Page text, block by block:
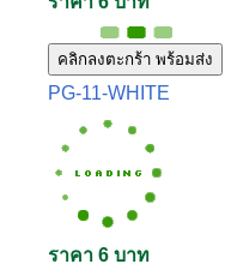
คลิกลงตะกร้า พร้อมส่ง
PG-11-WHITE
ราคา 6 บาท